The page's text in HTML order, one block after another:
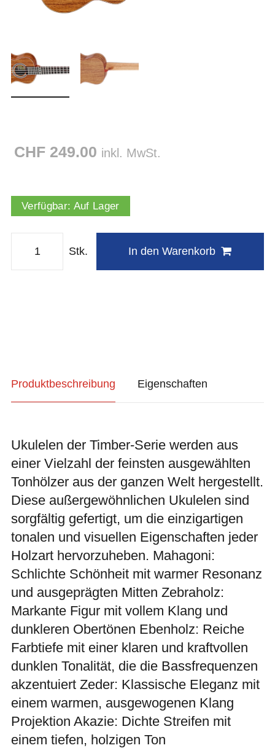
CHF 249.00 inkl. MwSt.
Verfügbar: Auf Lager
Stk. In den Warenkorb
Produktbeschreibung Eigenschaften
Ukulelen der Timber-Serie werden aus
einer Vielzahl der feinsten ausgewählten
Tonhölzer aus der ganzen Welt hergestellt.
Diese außergewöhnlichen Ukulelen sind
sorgfältig gefertigt, um die einzigartigen
tonalen und visuellen Eigenschaften jeder
Holzart hervorzuheben. Mahagoni:
Schlichte Schönheit mit warmer Resonanz
und ausgeprägten Mitten Zebraholz:
Markante Figur mit vollem Klang und
dunkleren Obertönen Ebenholz: Reiche
Farbtiefe mit einer klaren und kraftvollen
dunklen Tonalität, die die Bassfrequenzen
akzentuiert Zeder: Klassische Eleganz mit
einem warmen, ausgewogenen Klang
Projektion Akazie: Dichte Streifen mit
einem tiefen, holzigen Ton